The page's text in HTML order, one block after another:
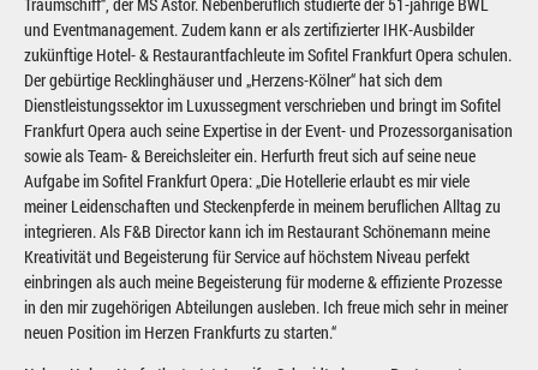
und Eventmanagement. Zudem kann er als zertifizierter IHK-Ausbilder
zukünftige Hotel- & Restaurantfachleute im Sofitel Frankfurt Opera schulen.
Der gebürtige Recklinghäuser und „Herzens-Kölner“ hat sich dem
Dienstleistungssektor im Luxussegment verschrieben und bringt im Sofitel
Frankfurt Opera auch seine Expertise in der Event- und Prozessorganisation
sowie als Team- & Bereichsleiter ein. Herfurth freut sich auf seine neue
Aufgabe im Sofitel Frankfurt Opera: „Die Hotellerie erlaubt es mir viele
meiner Leidenschaften und Steckenpferde in meinem beruflichen Alltag zu
integrieren. Als F&B Director kann ich im Restaurant Schönemann meine
Kreativität und Begeisterung für Service auf höchstem Niveau perfekt
einbringen als auch meine Begeisterung für moderne & effiziente Prozesse
in den mir zugehörigen Abteilungen ausleben. Ich freue mich sehr in meiner
neuen Position im Herzen Frankfurts zu starten.“